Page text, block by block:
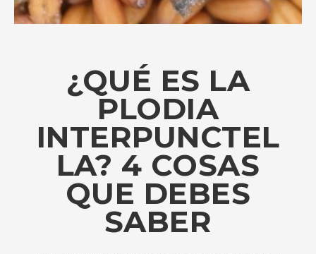
¿QUÉ ES LA
PLODIA
INTERPUNCTEL
LA? 4 COSAS
QUE DEBES
SABER